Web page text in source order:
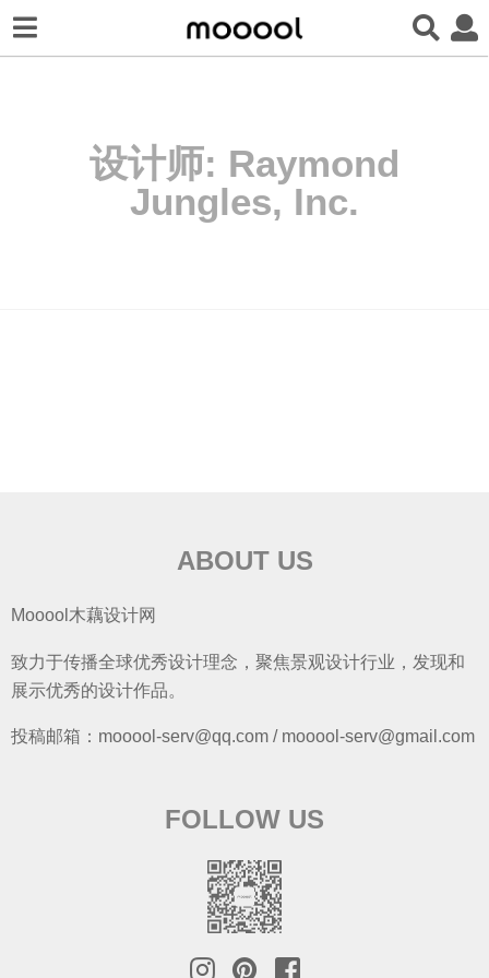
设计师: Raymond
Jungles, Inc.
ABOUT US
Mooool木藕设计网
致力于传播全球优秀设计理念，聚焦景观设计行业，发现和
展示优秀的设计作品。
投稿邮箱：mooool-serv@qq.com / mooool-serv@gmail.com
FOLLOW US